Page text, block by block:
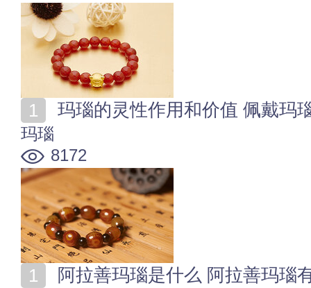
玛瑙的灵性作用和价值 佩戴玛
玛瑙
8172
阿拉善玛瑙是什么 阿拉善玛瑙